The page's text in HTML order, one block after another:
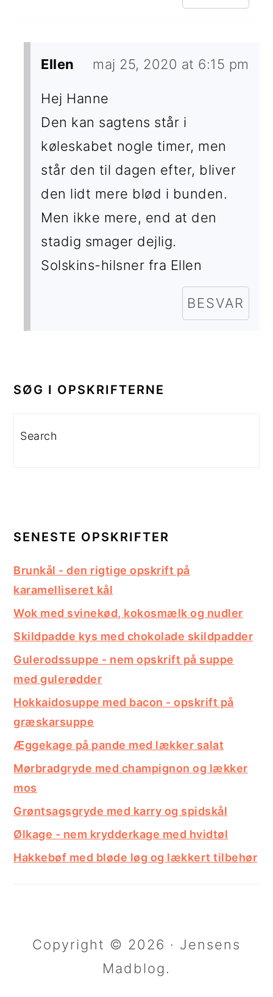
Ellen maj 25, 2020 at 6:15 pm
Hej Hanne
Den kan sagtens står i
køleskabet nogle timer, men
står den til dagen efter, bliver
den lidt mere blød i bunden.
Men ikke mere, end at den
stadig smager dejlig.
Solskins-hilsner fra Ellen
BESVAR
SIDEBAR
SØG I OPSKRIFTERNE
Search
SENESTE OPSKRIFTER
Brunkål - den rigtige opskrift på
karamelliseret kål
Wok med svinekød, kokosmælk og nudler
Skildpadde kys med chokolade skildpadder
Gulerodssuppe - nem opskrift på suppe
med gulerødder
Hokkaidosuppe med bacon - opskrift på
græskarsuppe
Æggekage på pande med lækker salat
Mørbradgryde med champignon og lækker
mos
Grøntsagsgryde med karry og spidskål
Ølkage - nem krydderkage med hvidtøl
Hakkebøf med bløde løg og lækkert tilbehør
Copyright © 2026 · Jensens
Madblog.